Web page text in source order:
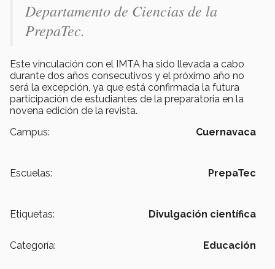
Departamento de Ciencias de la
PrepaTec.
Este vinculación con el IMTA ha sido llevada a cabo
durante dos años consecutivos y el próximo año no
será la excepción, ya que está confirmada la futura
participación de estudiantes de la preparatoria en la
novena edición de la revista.
Campus:
Cuernavaca
Escuelas: PrepaTec
Etiquetas: Divulgación científica
Categoría: Educación